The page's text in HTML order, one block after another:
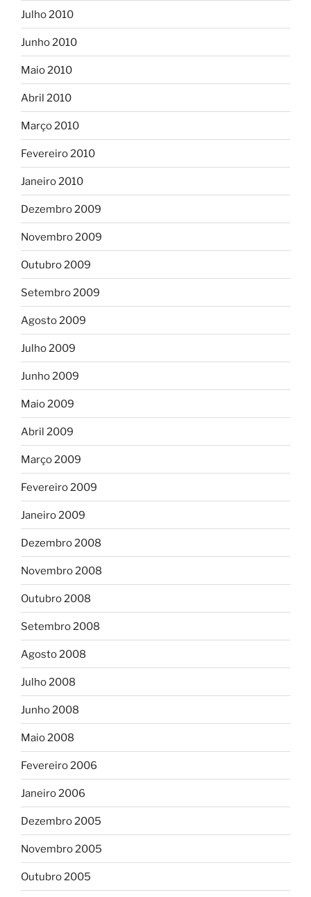
Julho 2010
Junho 2010
Maio 2010
Abril 2010
Março 2010
Fevereiro 2010
Janeiro 2010
Dezembro 2009
Novembro 2009
Outubro 2009
Setembro 2009
Agosto 2009
Julho 2009
Junho 2009
Maio 2009
Abril 2009
Março 2009
Fevereiro 2009
Janeiro 2009
Dezembro 2008
Novembro 2008
Outubro 2008
Setembro 2008
Agosto 2008
Julho 2008
Junho 2008
Maio 2008
Fevereiro 2006
Janeiro 2006
Dezembro 2005
Novembro 2005
Outubro 2005